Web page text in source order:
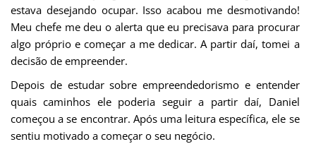
estava desejando ocupar. Isso acabou me desmotivando!
Meu chefe me deu o alerta que eu precisava para procurar
algo próprio e começar a me dedicar. A partir daí, tomei a
decisão de empreender.
Depois de estudar sobre empreendedorismo e entender
quais caminhos ele poderia seguir a partir daí, Daniel
começou a se encontrar. Após uma leitura específica, ele se
sentiu motivado a começar o seu negócio.